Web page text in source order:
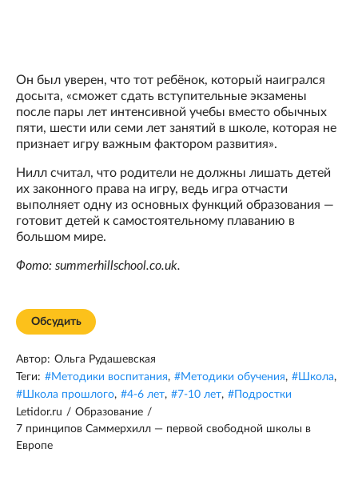
Он был уверен, что тот ребёнок, который наигрался
досыта, «сможет сдать вступительные экзамены
после пары лет интенсивной учебы вместо обычных
пяти, шести или семи лет занятий в школе, которая не
признает игру важным фактором развития».
Нилл считал, что родители не должны лишать детей
их законного права на игру, ведь игра отчасти
выполняет одну из основных функций образования —
готовит детей к самостоятельному плаванию в
большом мире.
Фото: summerhillschool.co.uk.
Обсудить
Автор: Ольга Рудашевская
Теги: #Методики воспитания, #Методики обучения, # Школа,
# Школа прошлого, #4-6 лет, #7-10 лет, #Подростки
Letidor.ru / Образование /
7 принципов Саммерхилл — первой свободной школы в
Европе